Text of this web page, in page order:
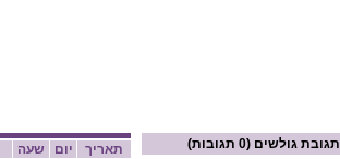
שעה יום תאריך תגובת גולשים (0 תגובות)